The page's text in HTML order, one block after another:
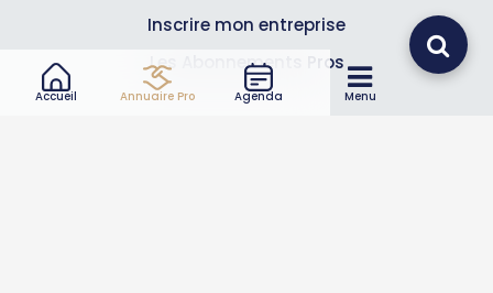
Accueil Annuaire Pro Agenda Menu
Inscrire mon entreprise
Les Abonnements Pros